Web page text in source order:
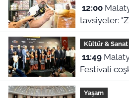
12:00Malatyalı baharatçıdan altın
tavsiyeler:
kimyonda
Kültür & Sanat
11:49Malatya’da Kültür Yolu
Festivali
inşa ve
Yaşam